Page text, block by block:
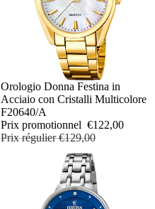
PROMOTION
Orologio Donna Festina in
Acciaio con Cristalli Multicolore
F20640/A
Prix promotionnel €122,00
Prix régulier€129,00